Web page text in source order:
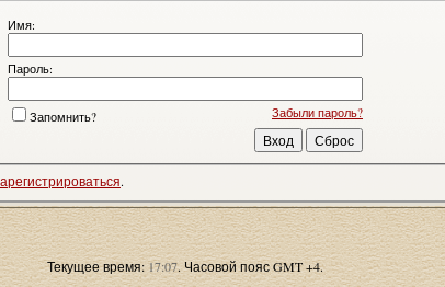
Имя:
Пароль:
Забыли пароль?
Запомнить?
.
Текущее время:17:07. Часовой пояс GMT +4.